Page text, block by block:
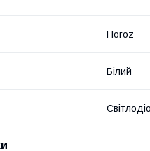
Horoz
Білий